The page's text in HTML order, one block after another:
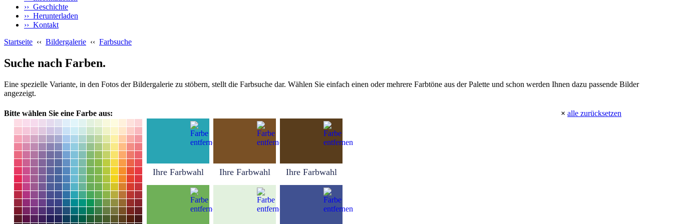
›› Geschichte
›› Herunterladen
›› Kontakt
Startseite ‹‹ Bildergalerie ‹‹ Farbsuche
Suche nach Farben.
Eine spezielle Variante, in den Fotos der Bildergalerie zu stöbern, stellt die Farbsuche dar. Wählen Sie einfach einen oder mehrere Farbtöne aus der Palette und schon werden Ihnen dazu passende Bilder
angezeigt.
× alle zurücksetzen
Bitte wählen Sie eine Farbe aus:
Ihre Farbwahl Ihre Farbwahl Ihre Farbwahl